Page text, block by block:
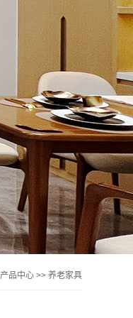
产品中心 >> 养老家具